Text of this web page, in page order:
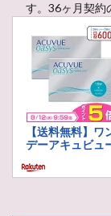
す。36ヶ月契約